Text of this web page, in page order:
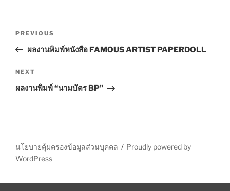
s
t
n
g
a
i
P
r
v
i
o
s
PREVIOUS
ผลงานพิมพ์หนังสือ FAMOUS ARTIST PAPERDOLL
N
e
s
t
NEXT
ผลงานพิมพ์ “นามบัตร BP”
นโยบายคุ้มครองข้อมูลส่วนบุคคล
Proudly powered by
WordPress